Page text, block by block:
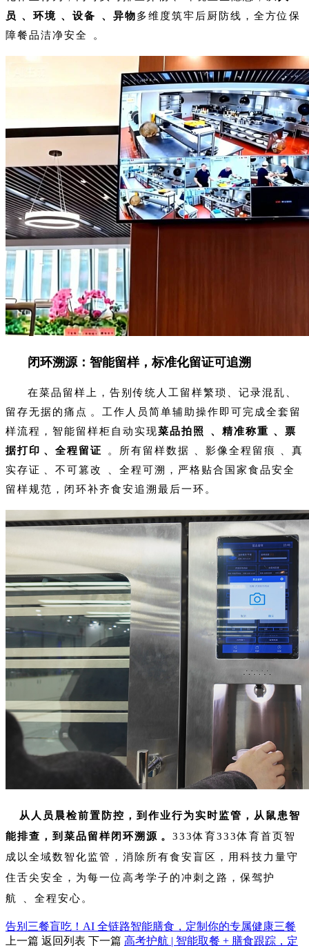
员、环境、设备、异物多维度筑牢后厨防线，全方位保
障餐品洁净安全。
闭环溯源：智能留样，标准化留证可追溯
在菜品留样上，告别传统人工留样繁琐、记录混乱、
留存无据的痛点。工作人员简单辅助操作即可完成全套留
样流程，智能留样柜自动实现菜品拍照、精准称重、票
据打印、全程留证
。所有留样数据、影像全程留痕、真
实存证、不可篡改、全程可溯，严格贴合国家食品安全
留样规范，闭环补齐食安追溯最后一环。
从人员晨检前置防控，到作业行为实时监管，从鼠患智
能排查，到菜品留样闭环溯源。 333体育333体育首页智
成以全域数智化监管，消除所有食安盲区，用科技力量守
住舌尖安全，为每一位高考学子的冲刺之路，保驾护
航、全程安心。
告别三餐盲吃！AI 全链路智能膳食，定制你的专属健康三餐
上一篇 返回列表 下一篇 高考护航 | 智能取餐 + 膳食跟踪，定